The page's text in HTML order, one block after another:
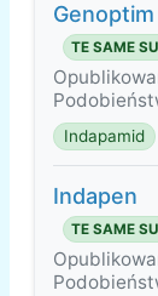
Genoptim
TE SAME
Indapamid
Indapen
TE SAME